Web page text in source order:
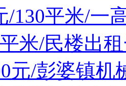
/130平米/一
米/民楼出
元/彭婆镇